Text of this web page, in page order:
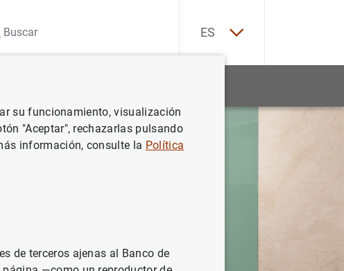
ES
su funcionamiento, visualización
"Aceptar", rechazarlas pulsando
información, consulte la Política
de terceros ajenas al Banco de